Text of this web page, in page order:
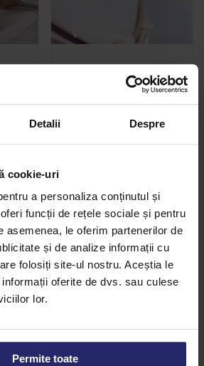
Detalii Despre
cookie-uri
a personaliza conținutul și
funcții de rețele sociale și pentru
asemenea, le oferim partenerilor de
și de analize informații cu
folosiți site-ul nostru. Aceștia le
oferite de dvs. sau culese
lor.
Permite toate
Icing alb